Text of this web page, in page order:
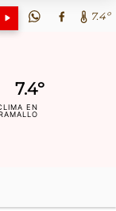
7.4º
7.4º
EN